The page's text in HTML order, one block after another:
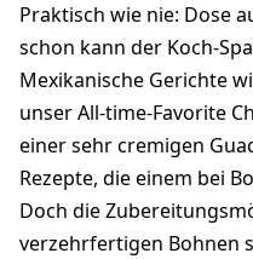
Praktisch wie nie: Dose
schon kann der Koch-
Mexikanische Gerichte
unser All-time-Favorite
einer sehr cremigen
Rezepte, die einem bei
Doch die
verzehrfertigen Bohnen